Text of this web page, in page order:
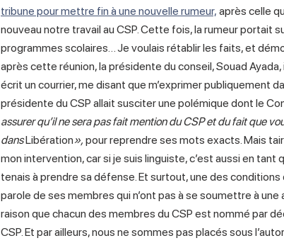
tribune pour mettre fin à une nouvelle rumeur, après celle
nouveau notre travail au CSP. Cette fois, la rumeur portait
programmes scolaires… Je voulais rétablir les faits, et
après cette réunion, la présidente du conseil, Souad
écrit un courrier, me disant que m’exprimer publiquement
présidente du CSP allait susciter une polémique dont le
assurer qu’il ne sera pas fait mention du CSP et du fait que
dansLibération», pour reprendre ses mots exacts. Mais
mon intervention, car si je suis linguiste, c’est aussi en
tenais à prendre sa défense. Et surtout, une des conditions
parole de ses membres qui n’ont pas à se soumettre à
raison que chacun des membres du CSP est nommé par
CSP. Et par ailleurs, nous ne sommes pas placés sous